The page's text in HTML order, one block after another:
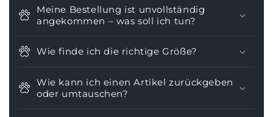
Meine Bestellung ist unvollständig
angekommen – was soll ich tun?
Wie finde ich die richtige Größe?
Wie kann ich einen Artikel zurückgeben
oder umtauschen?